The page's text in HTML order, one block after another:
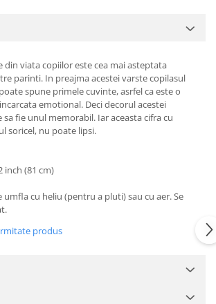
din viata copiilor este cea mai asteptata
parinti. In preajma acestei varste copilasul
spune primele cuvinte, asrfel ca este o
emotional. Deci decorul acestei
fie unul memorabil. Iar aceasta cifra cu
soricel, nu poate lipsi.
inch (81 cm)
umfla cu heliu (pentru a pluti) sau cu aer. Se
produs